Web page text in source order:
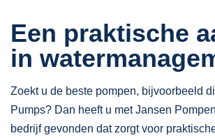
Een praktische
in
Zoekt u de beste pompen, bijvoorbeeld
Pumps? Dan heeft u met Jansen
bedrijf gevonden dat zorgt voor